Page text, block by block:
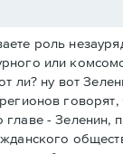
роль
или
ли? ну вот
- Зеленин,